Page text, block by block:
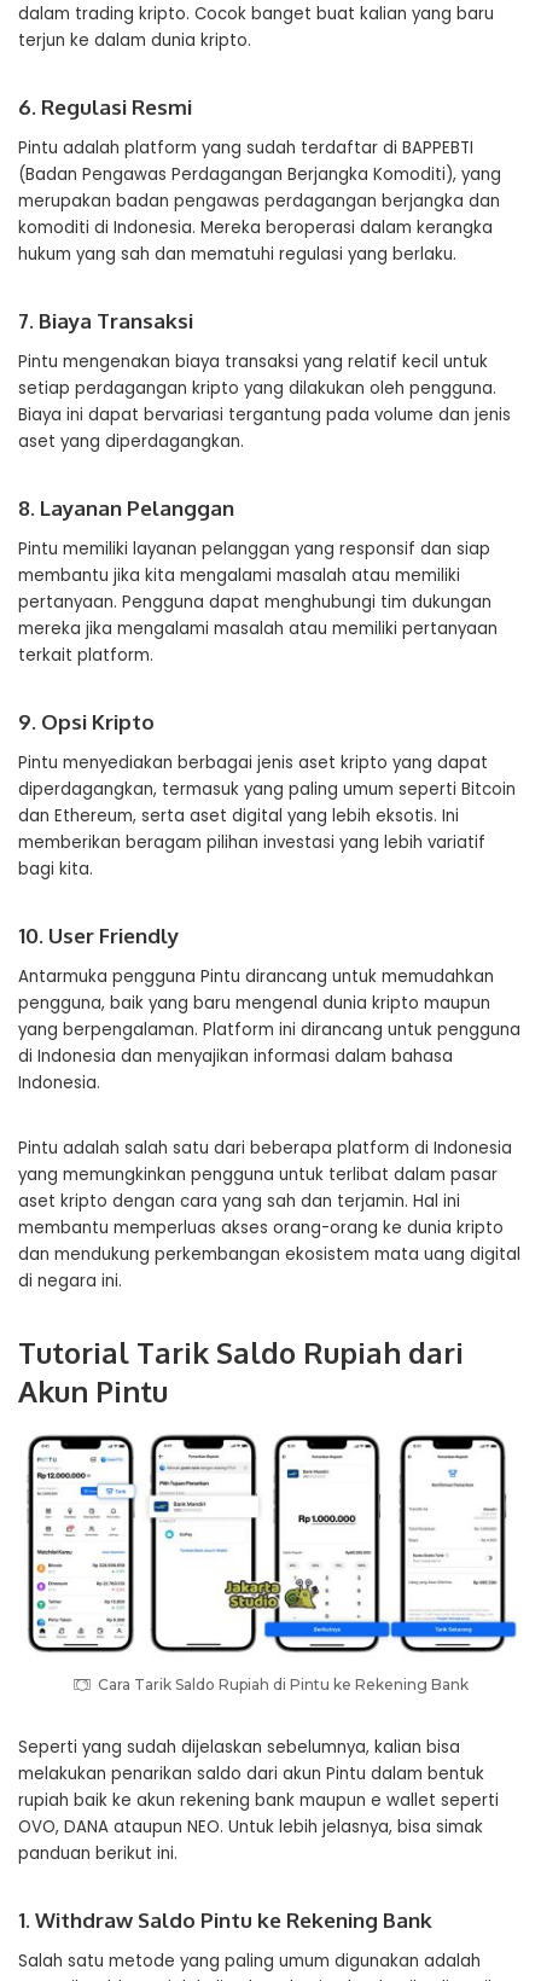
dalam trading kripto. Cocok banget buat kalian yang baru
terjun ke dalam dunia kripto.
6. Regulasi Resmi
Pintu adalah platform yang sudah terdaftar di BAPPEBTI
(Badan Pengawas Perdagangan Berjangka Komoditi), yang
merupakan badan pengawas perdagangan berjangka dan
komoditi di Indonesia. Mereka beroperasi dalam kerangka
hukum yang sah dan mematuhi regulasi yang berlaku.
7. Biaya Transaksi
Pintu mengenakan biaya transaksi yang relatif kecil untuk
setiap perdagangan kripto yang dilakukan oleh pengguna.
Biaya ini dapat bervariasi tergantung pada volume dan jenis
aset yang diperdagangkan.
8. Layanan Pelanggan
Pintu memiliki layanan pelanggan yang responsif dan siap
membantu jika kita mengalami masalah atau memiliki
pertanyaan. Pengguna dapat menghubungi tim dukungan
mereka jika mengalami masalah atau memiliki pertanyaan
terkait platform.
9. Opsi Kripto
Pintu menyediakan berbagai jenis aset kripto yang dapat
diperdagangkan, termasuk yang paling umum seperti Bitcoin
dan Ethereum, serta aset digital yang lebih eksotis. Ini
memberikan beragam pilihan investasi yang lebih variatif
bagi kita.
10. User Friendly
Antarmuka pengguna Pintu dirancang untuk memudahkan
pengguna, baik yang baru mengenal dunia kripto maupun
yang berpengalaman. Platform ini dirancang untuk pengguna
di Indonesia dan menyajikan informasi dalam bahasa
Indonesia.
Pintu adalah salah satu dari beberapa platform di Indonesia
yang memungkinkan pengguna untuk terlibat dalam pasar
aset kripto dengan cara yang sah dan terjamin. Hal ini
membantu memperluas akses orang-orang ke dunia kripto
dan mendukung perkembangan ekosistem mata uang digital
di negara ini.
Tutorial Tarik Saldo Rupiah dari
Akun Pintu
Cara Tarik Saldo Rupiah di Pintu ke Rekening Bank
Seperti yang sudah dijelaskan sebelumnya, kalian bisa
melakukan penarikan saldo dari akun Pintu dalam bentuk
rupiah baik ke akun rekening bank maupun e wallet seperti
OVO, DANA ataupun NEO. Untuk lebih jelasnya, bisa simak
panduan berikut ini.
1. Withdraw Saldo Pintu ke Rekening Bank
Salah satu metode yang paling umum digunakan adalah